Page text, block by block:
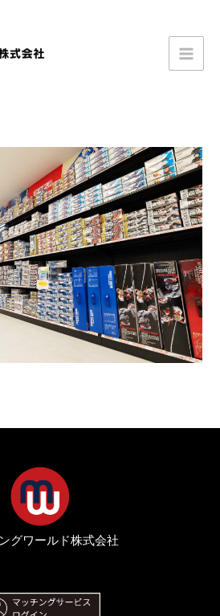
グワールド株式会社